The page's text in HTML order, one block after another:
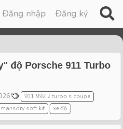
Đăng nhập Đăng ký
độ Porsche 911 Turbo
T
a
g
s
911 992.2 turbo s coupe
mansory soft kit xe độ